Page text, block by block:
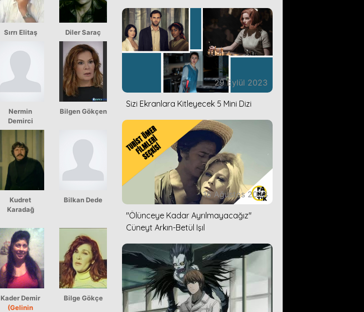
Sırrı Elitaş Diler Saraç
Nermin
Demirci
Bilgen Gökçen
Kudret
Karadağ
Bilkan Dede
Kader Demir
(Gelinin
Bilge Gökçe
29 Eylül 2023
Sizi Ekranlara Kitleyecek 5 Mini Dizi
16 Ağustos 2023
''Ölünceye Kadar Ayrılmayacağız''
Cüneyt Arkın-Betül Işıl